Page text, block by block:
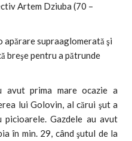
Artem Dziuba (70 –
apărare supraaglomerată şi
breşe pentru a pătrunde
prima mare ocazie a
lui Golovin, al cărui şut a
picioarele. Gazdele au avut
în min. 29, când şutul de la